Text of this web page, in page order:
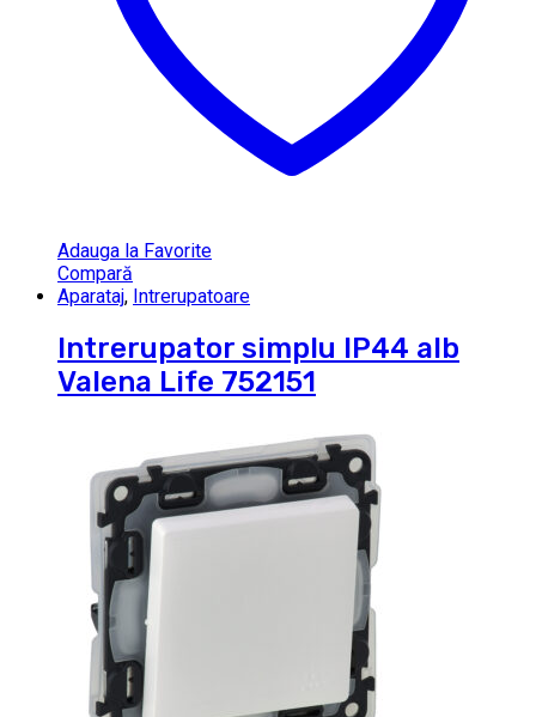
Adauga la Favorite
Compară
Aparataj, Intrerupatoare
Intrerupator simplu IP44 alb
Valena Life 752151